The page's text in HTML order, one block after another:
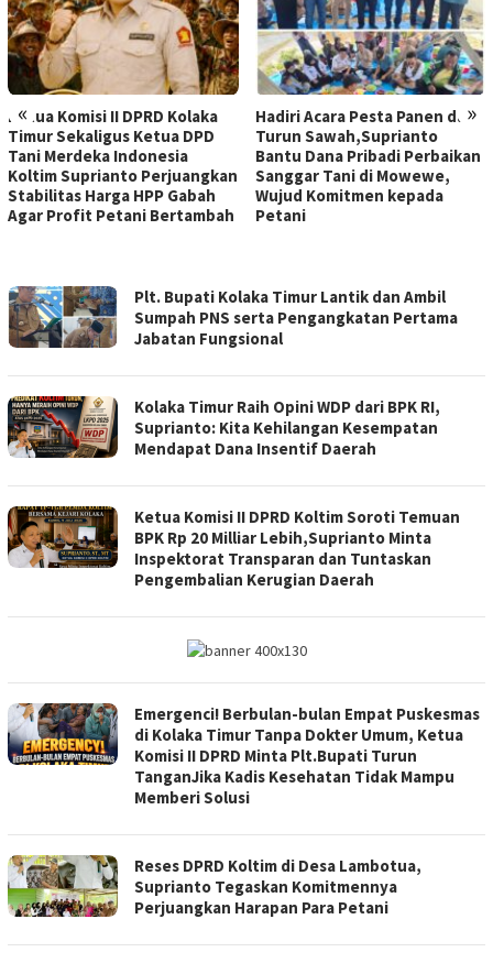
« »
Ketua Komisi II DPRD Kolaka
Timur Sekaligus Ketua DPD
Tani Merdeka Indonesia
Koltim Suprianto Perjuangkan
Stabilitas Harga HPP Gabah
Agar Profit Petani Bertambah
Hadiri Acara Pesta Panen dan
Turun Sawah,Suprianto
Bantu Dana Pribadi Perbaikan
Sanggar Tani di Mowewe,
Wujud Komitmen kepada
Petani
TAGSULTRA
Plt. Bupati Kolaka Timur Lantik dan Ambil
Sumpah PNS serta Pengangkatan Pertama
Jabatan Fungsional
Kolaka Timur Raih Opini WDP dari BPK RI,
Suprianto: Kita Kehilangan Kesempatan
Mendapat Dana Insentif Daerah
Ketua Komisi II DPRD Koltim Soroti Temuan
BPK Rp 20 Milliar Lebih,Suprianto Minta
Inspektorat Transparan dan Tuntaskan
Pengembalian Kerugian Daerah
Emergenci! Berbulan-bulan Empat Puskesmas
di Kolaka Timur Tanpa Dokter Umum, Ketua
Komisi II DPRD Minta Plt.Bupati Turun
TanganJika Kadis Kesehatan Tidak Mampu
Memberi Solusi
Reses DPRD Koltim di Desa Lambotua,
Suprianto Tegaskan Komitmennya
Perjuangkan Harapan Para Petani